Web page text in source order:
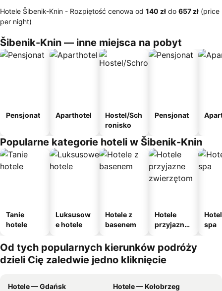
Hotele Šibenik-Knin - Rozpiętość cenowa od ‎140 zł do ‎657 zł (price
per night)
Šibenik-Knin — inne miejsca na pobyt
Pensjonat Aparthotel
Hostel/Sch
ronisko
Pensjonat
Popularne kategorie hoteli w Šibenik-Knin
Tanie
hotele
Luksusow
e hotele
Hotele z
basenem
Hotele
przyjazne
m
spa
Od tych popularnych kierunków podróży
dzieli Cię zaledwie jedno kliknięcie
Hotele — Gdańsk
Hotele — Kołobrzeg